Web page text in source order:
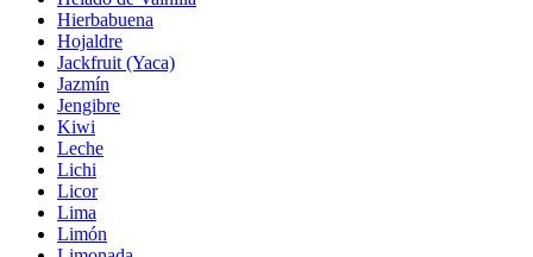
Hierbabuena
Hojaldre
Jackfruit (Yaca)
Jazmín
Jengibre
Kiwi
Leche
Lichi
Licor
Lima
Limón